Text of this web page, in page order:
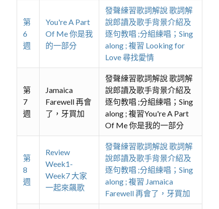
第
6
週
You're A Part
Of Me 你是我
的一部分
發聲練習歌詞解說 歌詞解
說郎讀及歌手背景介紹及
逐句教唱 ;分組練唱；Sing
along ; 複習 Looking for
Love 尋找愛情
第
7
週
Jamaica
Farewell 再會
了，牙買加
發聲練習歌詞解說 歌詞解
說郎讀及歌手背景介紹及
逐句教唱 ;分組練唱；Sing
along ; 複習You're A Part
Of Me 你是我的一部分
第
8
週
Review
Week1-
Week7 大家
一起來飆歌
發聲練習歌詞解說 歌詞解
說郎讀及歌手背景介紹及
逐句教唱 ;分組練唱；Sing
along ; 複習 Jamaica
Farewell 再會了，牙買加